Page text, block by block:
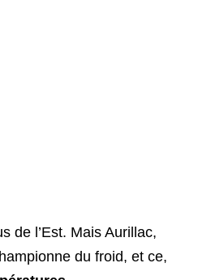
de l’Est. Mais Aurillac,
du froid, et ce,